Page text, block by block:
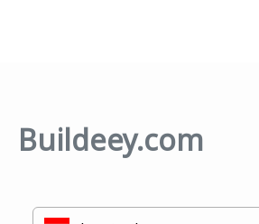
Buildeey.com